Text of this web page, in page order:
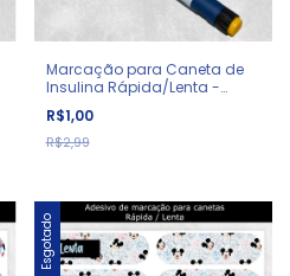
Marcação para Caneta de
Insulina Rápida/Lenta -
Diabetes - Marvel
R$1,00
R$2,99
Esgotado